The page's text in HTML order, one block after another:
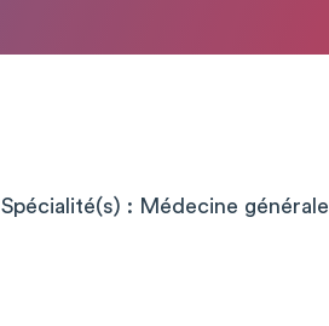
Spécialité(s) : Médecine générale